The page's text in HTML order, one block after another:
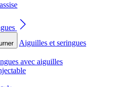
Aiguilles et seringues
avec aiguilles